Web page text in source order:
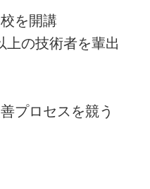
を開講
の技術者を輩出
プロセスを競う